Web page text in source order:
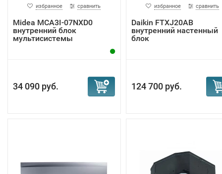
избранное сравнить
Midea MCA3I-07NXD0
внутренний блок
мультисистемы
34 090 руб.
избранное сравнить
Daikin FTXJ20AB
внутренний настенный
блок
124 700 руб.